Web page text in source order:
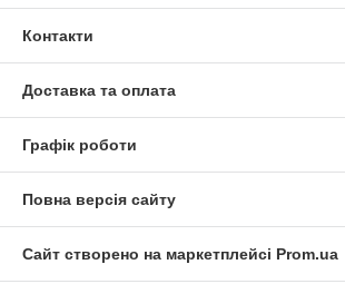
Контакти
Доставка та оплата
Графік роботи
Повна версія сайту
Сайт створено на маркетплейсі Prom.ua